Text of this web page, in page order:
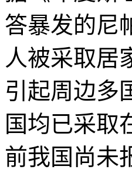
答暴发的尼
人被采取居
引起周边多
国均已采取
前我国尚未